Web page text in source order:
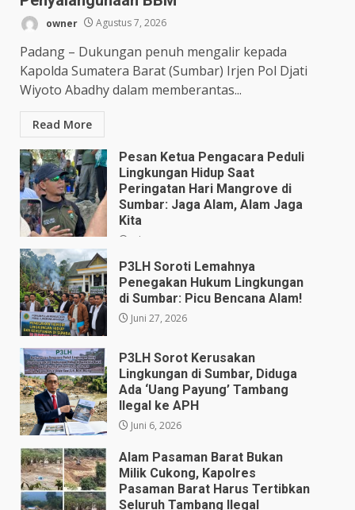
owner Agustus 7, 2026
Padang – Dukungan penuh mengalir kepada
Kapolda Sumatera Barat (Sumbar) Irjen Pol Djati
Wiyoto Abadhy dalam memberantas...
Read More
Pesan Ketua Pengacara Peduli
Lingkungan Hidup Saat
Peringatan Hari Mangrove di
Sumbar: Jaga Alam, Alam Jaga
Kita
Juli 28, 2026
P3LH Soroti Lemahnya
Penegakan Hukum Lingkungan
di Sumbar: Picu Bencana Alam!
Juni 27, 2026
P3LH Sorot Kerusakan
Lingkungan di Sumbar, Diduga
Ada ‘Uang Payung’ Tambang
Ilegal ke APH
Juni 6, 2026
Alam Pasaman Barat Bukan
Milik Cukong, Kapolres
Pasaman Barat Harus Tertibkan
Seluruh Tambang Ilegal